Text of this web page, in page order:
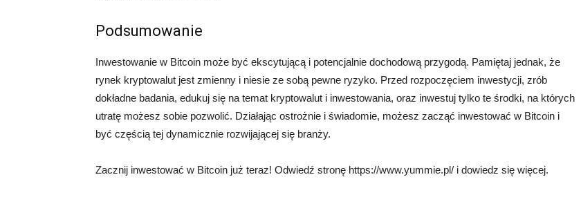
Podsumowanie
Inwestowanie w Bitcoin może być ekscytującą i potencjalnie dochodową przygodą. Pamiętaj jednak, że
rynek kryptowalut jest zmienny i niesie ze sobą pewne ryzyko. Przed rozpoczęciem inwestycji, zrób
dokładne badania, edukuj się na temat kryptowalut i inwestowania, oraz inwestuj tylko te środki, na których
utratę możesz sobie pozwolić. Działając ostrożnie i świadomie, możesz zacząć inwestować w Bitcoin i
być częścią tej dynamicznie rozwijającej się branży.
Zacznij inwestować w Bitcoin już teraz! Odwiedź stronę https://www.yummie.pl/ i dowiedz się więcej.